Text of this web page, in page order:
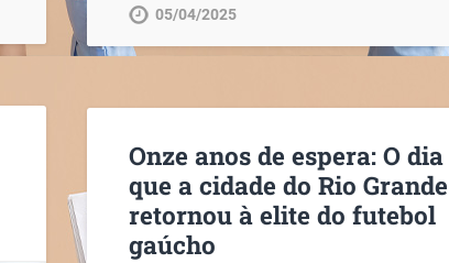
05/04/2025
Onze anos de espera: O dia
que a cidade do Rio Grande
retornou à elite do futebol
gaúcho